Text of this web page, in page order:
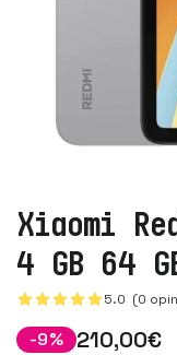
Xiaomi
4 GB 64
5.0 (0
-9% 210,00€